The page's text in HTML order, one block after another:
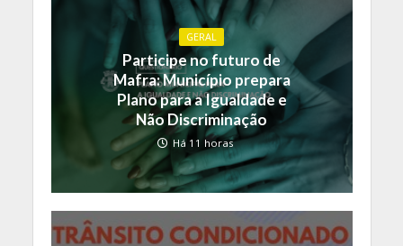
GERAL
Participe no futuro de
Mafra: Município prepara
Plano para a Igualdade e
Não Discriminação
Há 11 horas